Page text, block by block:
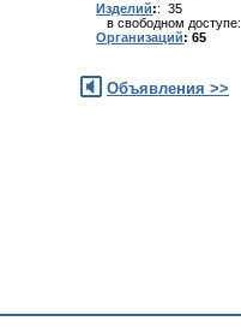
Изделий:: 35
в свободном доступе:
Организаций: 65
Объявления >>